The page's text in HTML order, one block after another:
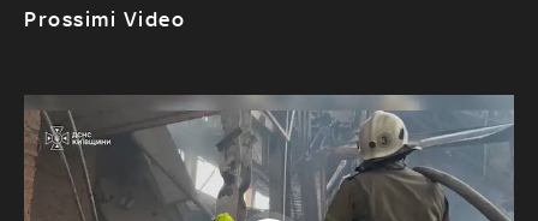
Prossimi Video